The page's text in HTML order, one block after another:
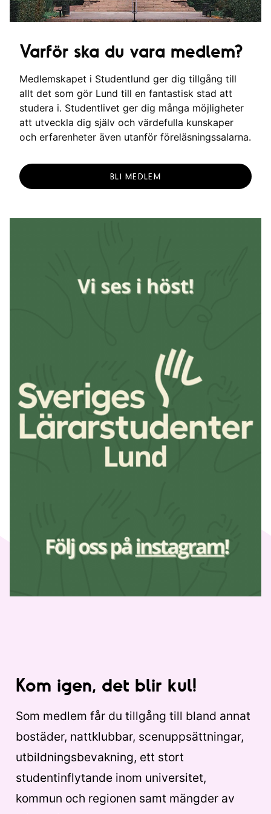
Varför ska du vara medlem?
Medlemskapet i Studentlund ger dig tillgång till
allt det som gör Lund till en fantastisk stad att
studera i. Studentlivet ger dig många möjligheter
att utveckla dig själv och värdefulla kunskaper
och erfarenheter även utanför föreläsningssalarna.
BLI MEDLEM
Kom igen, det blir kul!
Som medlem får du tillgång till bland annat
bostäder, nattklubbar, scenuppsättningar,
utbildningsbevakning, ett stort
studentinflytande inom universitet,
kommun och regionen samt mängder av